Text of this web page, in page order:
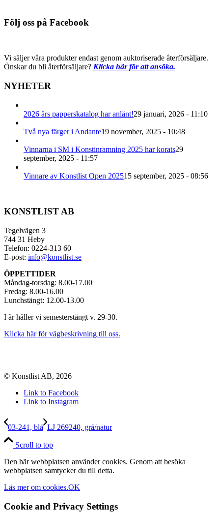
Följ oss på Facebook
Vi säljer våra produkter endast genom auktoriserade återförsäljare.
Önskar du bli återförsäljare? Klicka här för att ansöka.
NYHETER
2026 års papperskatalog har anlänt!29 januari, 2026 - 11:10
Två nya färger i Andante19 november, 2025 - 10:48
Vinnarna i SM i Konstinramning 2025 har korats29
september, 2025 - 11:57
Vinnare av Konstlist Open 202515 september, 2025 - 08:56
KONSTLIST AB
Tegelvägen 3
744 31 Heby
Telefon: 0224-313 60
E-post: info@konstlist.se
ÖPPETTIDER
Måndag-torsdag: 8.00-17.00
Fredag: 8.00-16.00
Lunchstängt: 12.00-13.00
I år håller vi semesterstängt v. 29-30.
Klicka här för vägbeskrivning till oss.
© Konstlist AB, 2026
Link to Facebook
Link to Instagram
03-241, blå LJ 269240, grå/natur
Scroll to top
Den här webbplatsen använder cookies. Genom att besöka
webbplatsen samtycker du till detta.
Läs mer om cookies.OK
Cookie and Privacy Settings